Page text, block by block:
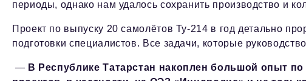
периоды, однако нам удалось сохранить производство и
Проект по выпуску 20 самолётов Ту-214 в год детально
подготовки специалистов. Все задачи, которые
— В Республике Татарстан накоплен большой опыт